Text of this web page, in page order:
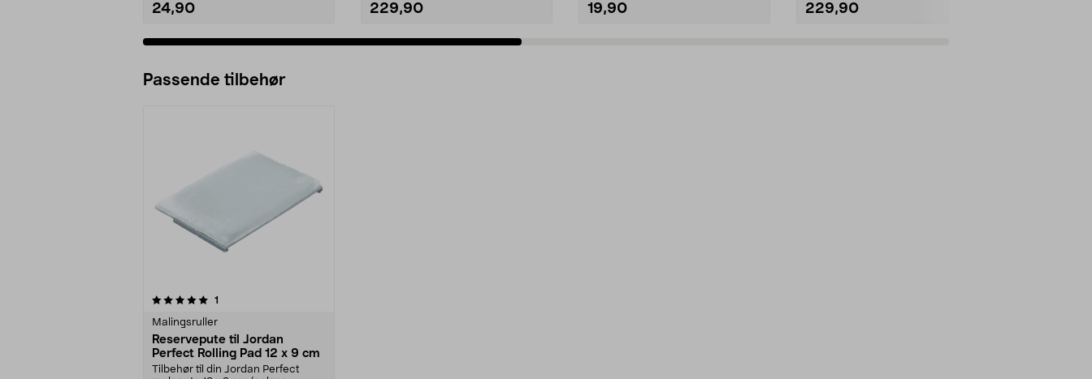
24,90 229,90 19,90 229,90
Passende tilbehør
1
Malingsruller
Reservepute til Jordan
Perfect Rolling Pad 12 x 9 cm
Tilbehør til din Jordan Perfect